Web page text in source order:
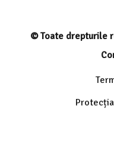
© Toate drepturile